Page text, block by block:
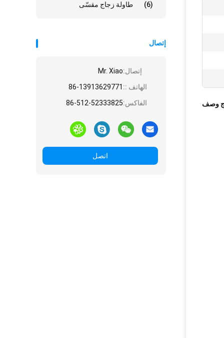
طاولة زجاج مقسّى (6)
إتصال
إتصال:Mr. Xiao
الهاتف :: 86-13913629771
الفاكس:86-512-52333825
اتصل
وصف